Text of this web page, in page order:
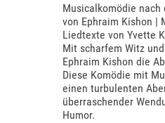
Musicalkomödie nach
von Ephraim Kishon |
Liedtexte von Yvette
Mit scharfem Witz
Ephraim Kishon die
Diese Komödie mit
einen turbulenten
überraschender
Humor.